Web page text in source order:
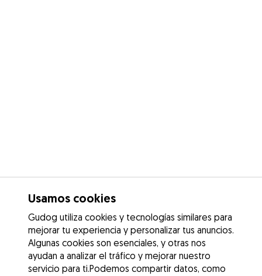
Usamos cookies
Gudog utiliza cookies y tecnologías similares para
mejorar tu experiencia y personalizar tus anuncios.
Algunas cookies son esenciales, y otras nos
ayudan a analizar el tráfico y mejorar nuestro
servicio para ti.Podemos compartir datos, como